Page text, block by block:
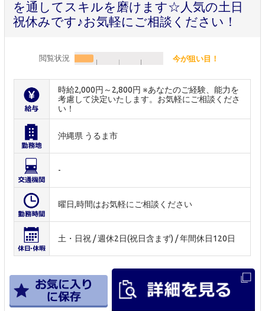
を通してスキルを磨けます☆人気の土日
祝休みです♪お気軽にご相談ください！
閲覧状況 今が狙い目！
時給2,000円～2,800円 ※あなたのご経験、能力を
考慮して決定いたします。お気軽にご相談くださ
い！
沖縄県 うるま市
-
曜日,時間はお気軽にご相談ください
土・日祝 / 週休2日(祝日含まず) / 年間休日120日